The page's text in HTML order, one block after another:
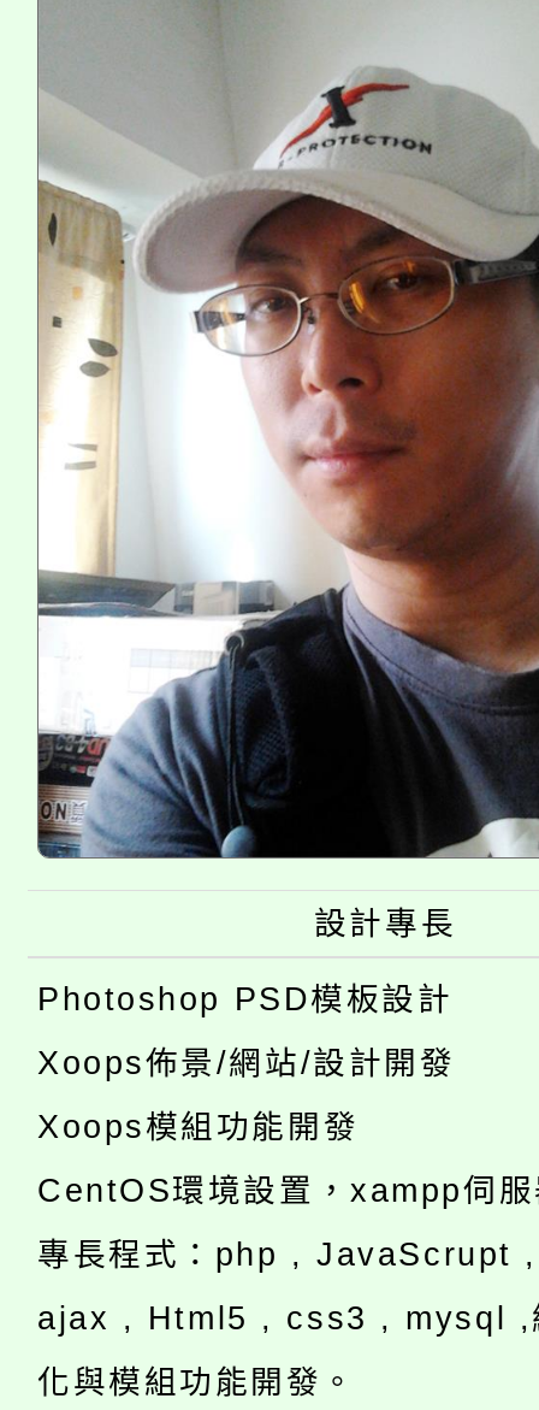
設計專長
Photoshop PSD模板設計
Xoops佈景/網站/設計開發
Xoops模組功能開發
CentOS環境設置，xampp伺
專長程式：php , JavaScrupt
ajax , Html5 , css3 , mysql ,
化與模組功能開發。